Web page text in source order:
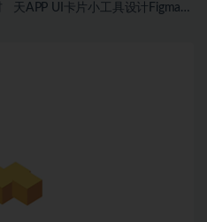
天APP UI卡片小工具设计Figma格